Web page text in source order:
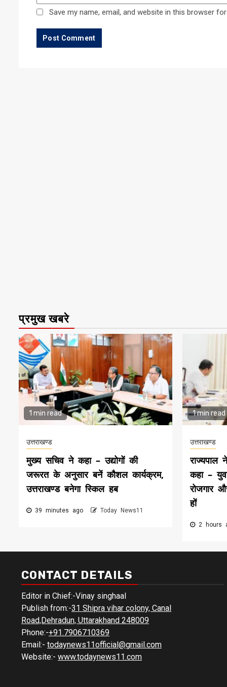
Save my name, email, and website in this browser
प्रमुख खबरे
1 min read
उत्तराखण्ड
मुख्य सचिव ने कहा – उद्योगों की
जरूरत के अनुसार बनें कौशल कार्यक्रम,
उत्तराखण्ड बनेगा स्किल हब
39 minutes ago Today News11
1 min read
उत्तराखण्ड
राज्यपाल
कहा –
रोजगार
हों
2 hours
CONTACT DETAILS
Editor in Chief:-Vinay singhaal
Publish from:-31 Shipra vihar colony, Canal
Road,Dehradun, Uttarakhand 248009
Phone:-+91.7906710369
Email:- todaynews11official@gmail.com
Website:- www.todaynews11.com